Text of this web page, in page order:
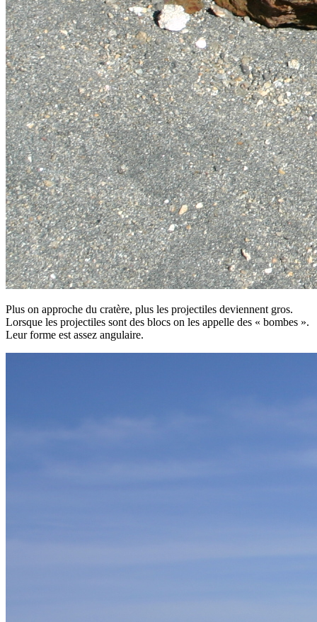
Plus on approche du cratère, plus les projectiles deviennent gros.
Lorsque les projectiles sont des blocs on les appelle des « bombes ».
Leur forme est assez angulaire.